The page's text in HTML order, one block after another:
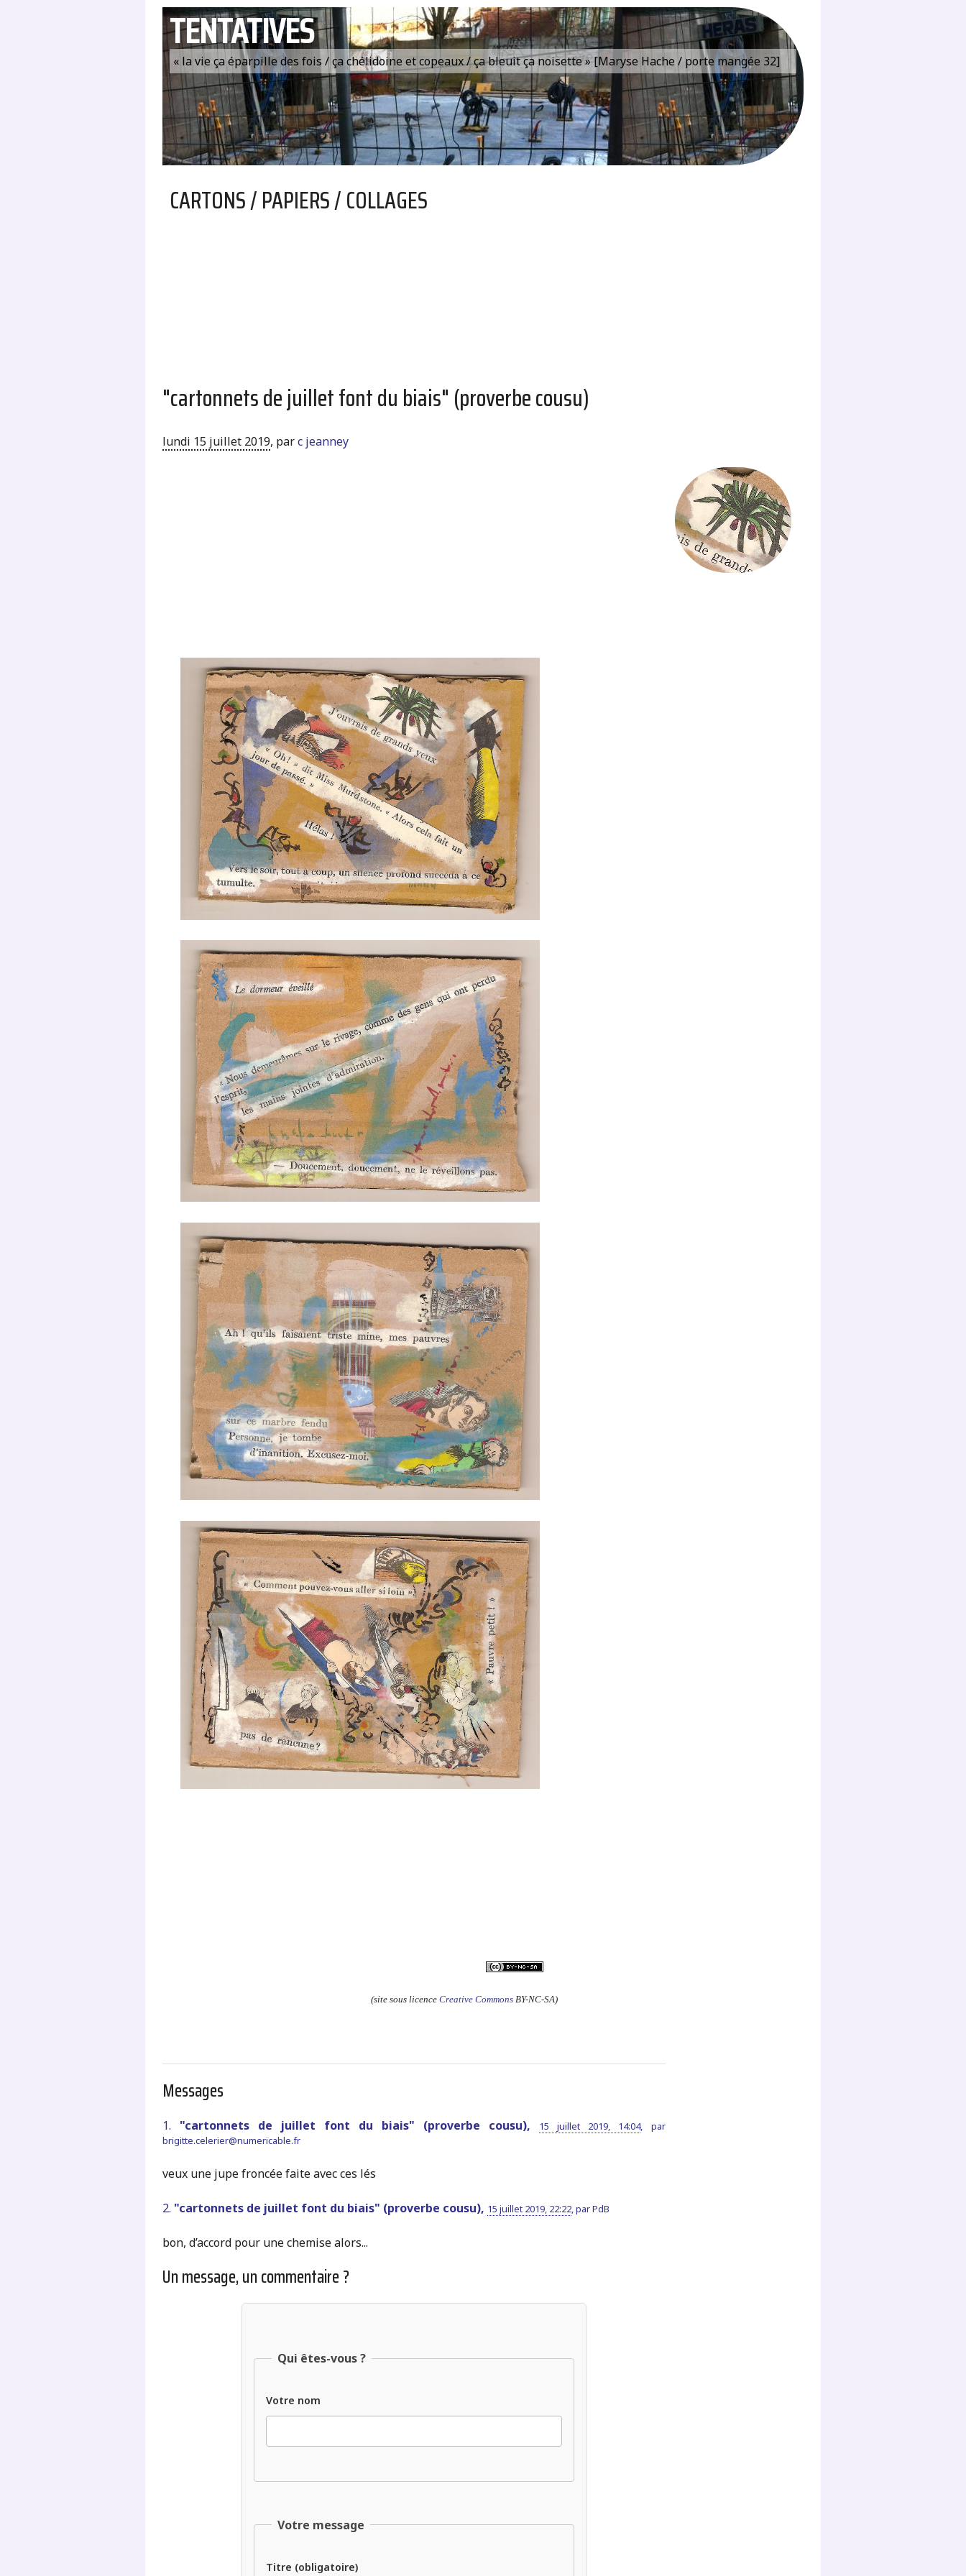
TENTATIVES
« la vie ça éparpille des fois / ça chélidoine et copeaux / ça bleuit ça noisette » [Maryse Hache / porte mangée 32]
CARTONS / PAPIERS / COLLAGES
"cartonnets de juillet font du biais" (proverbe cousu)
lundi 15 juillet 2019, parc jeanney
(site sous licence Creative CommonsBY-NC-SA)
Messages
1. "cartonnets de juillet font du biais" (proverbe cousu), 15 juillet 2019, 14:04, par
brigitte.celerier@numericable.fr
veux une jupe froncée faite avec ces lés
2. "cartonnets de juillet font du biais" (proverbe cousu), 15 juillet 2019, 22:22,parPdB
bon, d’accord pour une chemise alors...
Un message, un commentaire ?
Qui êtes-vous ?
Votre nom
Votre message
Titre (obligatoire)